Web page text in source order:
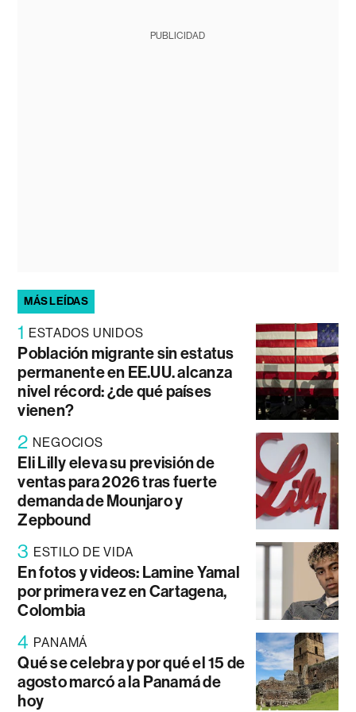
PUBLICIDAD
MÁS LEÍDAS
1 ESTADOS UNIDOS
Población migrante sin estatus
permanente en EE.UU. alcanza
nivel récord: ¿de qué países
vienen?
2 NEGOCIOS
Eli Lilly eleva su previsión de
ventas para 2026 tras fuerte
demanda de Mounjaro y
Zepbound
3 ESTILO DE VIDA
En fotos y videos: Lamine Yamal
por primera vez en Cartagena,
Colombia
4 PANAMÁ
Qué se celebra y por qué el 15 de
agosto marcó a la Panamá de
hoy